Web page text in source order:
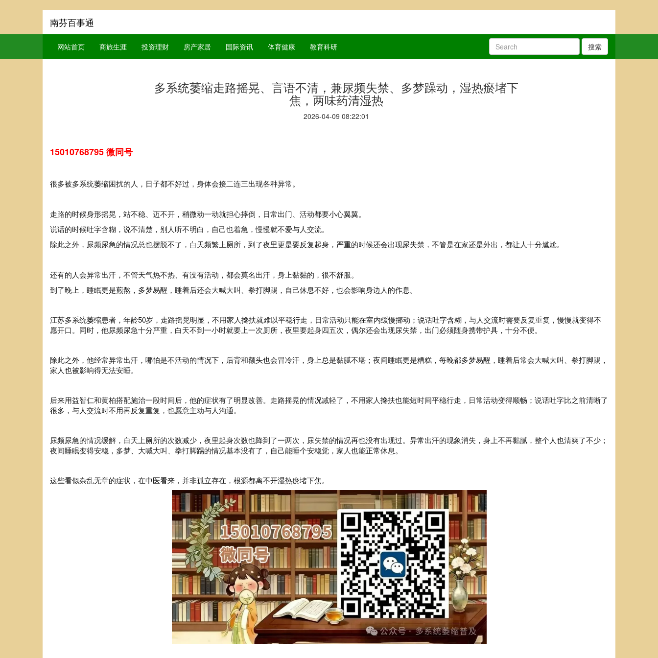
南芬百事通
网站首页 商旅生涯 投资理财 房产家居 国际资讯 体育健康 教育科研 搜索
多系统萎缩走路摇晃、言语不清，兼尿频失禁、多梦躁动，湿热瘀堵下
焦，两味药清湿热
2026-04-09 08:22:01
15010768795 微同号
很多被多系统萎缩困扰的人，日子都不好过，身体会接二连三出现各种异常。
走路的时候身形摇晃，站不稳、迈不开，稍微动一动就担心摔倒，日常出门、活动都要小心翼翼。
说话的时候吐字含糊，说不清楚，别人听不明白，自己也着急，慢慢就不爱与人交流。
除此之外，尿频尿急的情况总也摆脱不了，白天频繁上厕所，到了夜里更是要反复起身，严重的时候还会出现尿失禁，不管是在家还是外出，都让人十分尴尬。
还有的人会异常出汗，不管天气热不热、有没有活动，都会莫名出汗，身上黏黏的，很不舒服。
到了晚上，睡眠更是煎熬，多梦易醒，睡着后还会大喊大叫、拳打脚踢，自己休息不好，也会影响身边人的作息。
江苏多系统萎缩患者， 年龄50岁 ，走路摇晃明显，不用家人搀扶就难以平稳行走，日常活动只能在室内缓慢挪动；说话吐字含糊，与人交流时需要反复重复，慢慢就变得不
愿开口。同时，他尿频尿急十分严重，白天不到一小时就要上一次厕所，夜里要起身四五次，偶尔还会出现尿失禁，出门必须随身携带护具，十分不便。
除此之外，他经常异常出汗，哪怕是不活动的情况下，后背和额头也会冒冷汗，身上总是黏腻不堪；夜间睡眠更是糟糕，每晚都多梦易醒，睡着后常会大喊大叫、拳打脚踢，
家人也被影响得无法安睡。
后来用益智仁和黄柏搭配施治一段时间后，他的症状有了明显改善。走路摇晃的情况减轻了，不用家人搀扶也能短时间平稳行走，日常活动变得顺畅；说话吐字比之前清晰了
很多，与人交流时不用再反复重复，也愿意主动与人沟通。
尿频尿急的情况缓解，白天上厕所的次数减少，夜里起身次数也降到了一两次，尿失禁的情况再也没有出现过。异常出汗的现象消失，身上不再黏腻，整个人也清爽了不少；
夜间睡眠变得安稳，多梦、大喊大叫、拳打脚踢的情况基本没有了，自己能睡个安稳觉，家人也能正常休息。
这些看似杂乱无章的症状，在中医看来，并非孤立存在，根源都离不开湿热瘀堵下焦。